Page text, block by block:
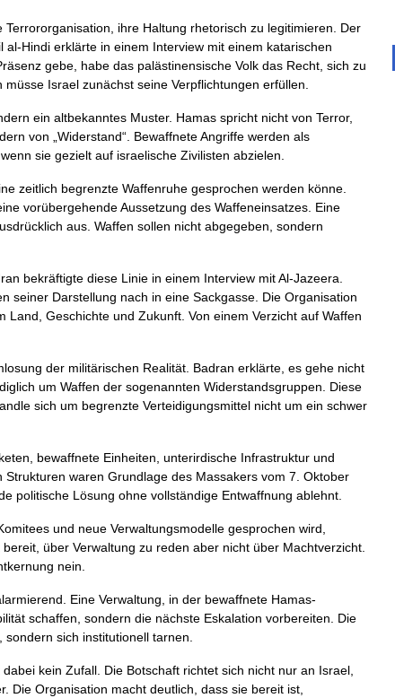
ihre Haltung rhetorisch zu legitimieren. Der
Hindi erklärte in einem Interview mit einem katarischen
gebe, habe das palästinensische Volk das Recht, sich zu
Israel zunächst seine Verpflichtungen erfüllen.
ein altbekanntes Muster. Hamas spricht nicht von Terror,
von „Widerstand“. Bewaffnete Angriffe werden als
sie gezielt auf israelische Zivilisten abzielen.
zeitlich begrenzte Waffenruhe gesprochen werden könne.
vorübergehende Aussetzung des Waffeneinsatzes. Eine
aus. Waffen sollen nicht abgegeben, sondern
bekräftigte diese Linie in einem Interview mit Al-Jazeera.
seiner Darstellung nach in eine Sackgasse. Die Organisation
Land, Geschichte und Zukunft. Von einem Verzicht auf Waffen
der militärischen Realität. Badran erklärte, es gehe nicht
um Waffen der sogenannten Widerstandsgruppen. Diese
sich um begrenzte Verteidigungsmittel nicht um ein schwer
bewaffnete Einheiten, unterirdische Infrastruktur und
waren Grundlage des Massakers vom 7. Oktober
politische Lösung ohne vollständige Entwaffnung ablehnt.
und neue Verwaltungsmodelle gesprochen wird,
über Verwaltung zu reden aber nicht über Machtverzicht.
nein.
Eine Verwaltung, in der bewaffnete Hamas-
schaffen, sondern die nächste Eskalation vorbereiten. Die
sich institutionell tarnen.
kein Zufall. Die Botschaft richtet sich nicht nur an Israel,
Die Organisation macht deutlich, dass sie bereit ist,